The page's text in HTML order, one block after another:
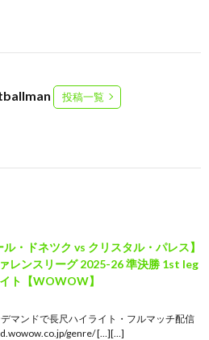
投稿一覧
ル・ドネツク vs クリスタル・パレス】
レンスリーグ 2025-26 準決勝 1st leg
ト【WOWOW】
マンドで長尺ハイライト・フルマッチ配信
genre/ […][…]